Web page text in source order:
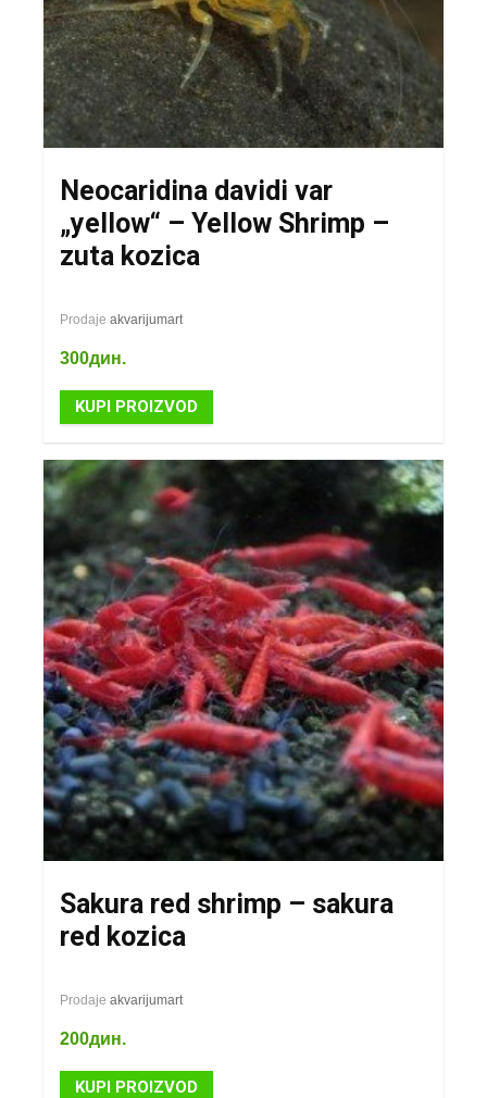
Neocaridina davidi var
„yellow“ – Yellow Shrimp –
zuta kozica
Prodaje akvarijumart
300дин.
KUPI PROIZVOD
Sakura red shrimp – sakura
red kozica
Prodaje akvarijumart
200дин.
KUPI PROIZVOD